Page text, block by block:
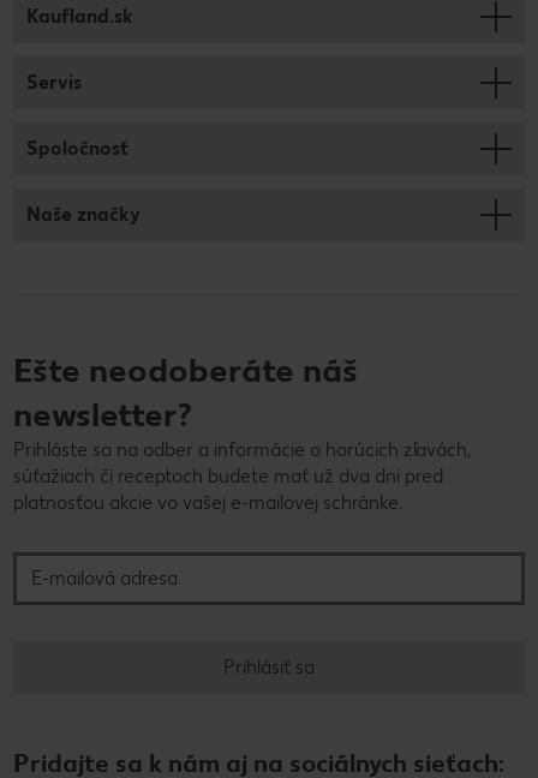
Kaufland.sk
Servis
Spoločnosť
Naše značky
Ešte neodoberáte náš
newsletter?
Prihláste sa na odber a informácie o horúcich zľavách,
súťažiach či receptoch budete mať už dva dni pred
platnosťou akcie vo vašej e-mailovej schránke.
Prihlásiť sa
Pridajte sa k nám aj na sociálnych sieťach: